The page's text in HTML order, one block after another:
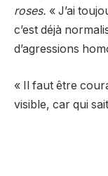
roses. « J’ai
c’est déjà
d’agressions
« Il faut être
visible, car qui